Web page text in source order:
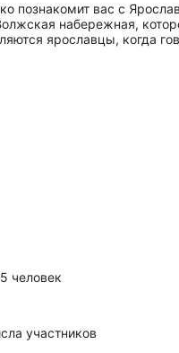
познакомит вас с
набережная,
ярославцы, когда
человек
участников